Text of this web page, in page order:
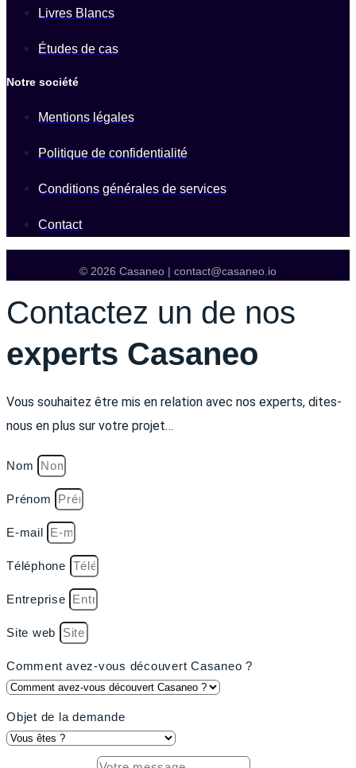
Livres Blancs
Études de cas
Notre société
Mentions légales
Politique de confidentialité
Conditions générales de services
Contact
© 2026 Casaneo | contact@casaneo.io
Contactez un de nos
experts Casaneo
Vous souhaitez être mis en relation avec nos experts, dites-
nous en plus sur votre projet…
Nom
Prénom
E-mail
Téléphone
Entreprise
Site web
Comment avez-vous découvert Casaneo ?
Objet de la demande